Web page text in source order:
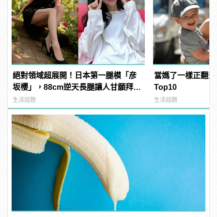
絕對領域超展開！日本第一腿模「彦
坂櫻」，88cm逆天長腿讓人甘願拜倒
她腿下啊！ | manfashion這樣變型男
生活話題
當媽了一樣正翻
Top10
生活話題